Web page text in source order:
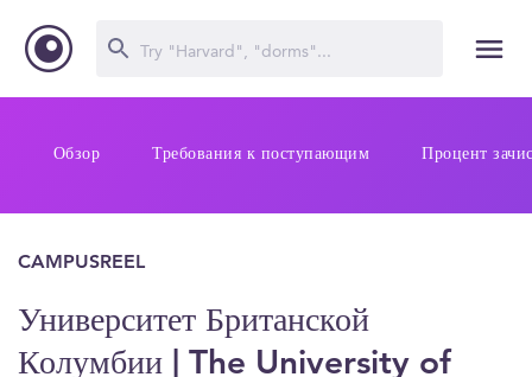
Обзор Требования к поступающим Процент
CAMPUSREEL
Университет Британской
Колумбии | The University of